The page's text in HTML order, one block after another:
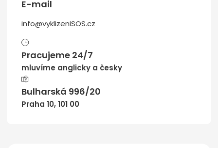
E-mail
info@vyklizeniSOS.cz
Pracujeme 24/7
mluvíme anglicky a česky
Bulharská 996/20
Praha 10, 101 00